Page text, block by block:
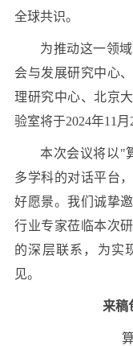
全球共识。
为推动这一领
会与发展研究中心
理研究中心、北京
验室将于2024年11
本次会议将以"
多学科的对话平台
好愿景。我们诚挚
行业专家莅临本次
的深层联系，为实
见。
来稿